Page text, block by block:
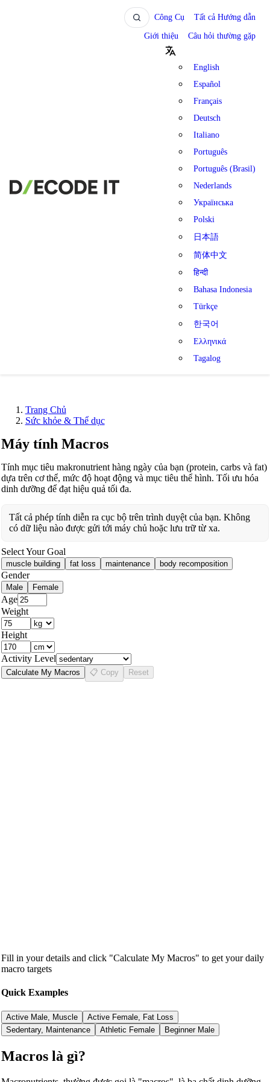
Công Cụ Tất cả Hướng dẫn
Giới thiệu Câu hỏi thường gặp
English
Español
Français
Deutsch
Italiano
Português
Português (Brasil)
Nederlands
Українська
Polski
日本語
简体中文
हिन्दी
Bahasa Indonesia
Türkçe
한국어
Ελληνικά
Tagalog
Trang Chủ
Sức khỏe & Thể dục
Máy tính Macros
Tính mục tiêu makronutrient hàng ngày của bạn (protein, carbs và fat)
dựa trên cơ thể, mức độ hoạt động và mục tiêu thể hình. Tối ưu hóa
dinh dưỡng để đạt hiệu quả tối đa.
Tất cả phép tính diễn ra cục bộ trên trình duyệt của bạn. Không
có dữ liệu nào được gửi tới máy chủ hoặc lưu trữ từ xa.
Select Your Goal
muscle building fat loss maintenance body recomposition
Gender
Male Female
Age
Weight
Height
Activity Level
Calculate My Macros 📋 Copy Reset
Fill in your details and click "Calculate My Macros" to get your daily
macro targets
Quick Examples
Active Male, Muscle
Active Female, Fat Loss
Sedentary, Maintenance
Athletic Female Beginner Male
Macros là gì?